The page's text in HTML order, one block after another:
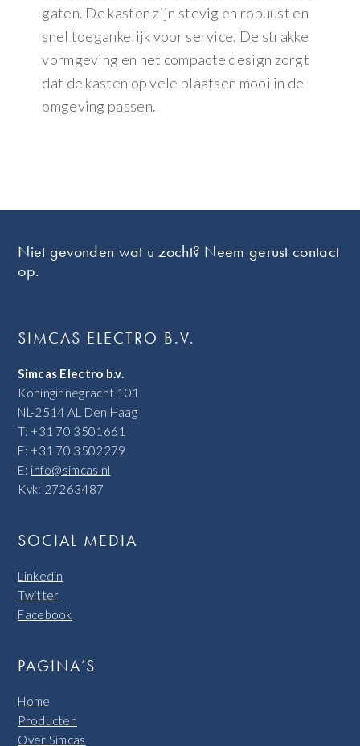
gaten. De kasten zijn stevig en robuust en
snel toegankelijk voor service. De strakke
vormgeving en het compacte design zorgt
dat de kasten op vele plaatsen mooi in de
omgeving passen.
Niet gevonden wat u zocht? Neem gerust contact
op.
SIMCAS ELECTRO B.V.
Simcas Electro b.v.
Koninginnegracht 101
NL-2514 AL Den Haag
T: +31 70 3501661
F: +31 70 3502279
E: info@simcas.nl
Kvk: 27263487
SOCIAL MEDIA
Linkedin
Twitter
Facebook
PAGINA’S
Home
Producten
Over Simcas